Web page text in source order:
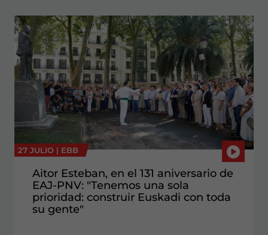
27 JULIO | EBB
Aitor Esteban, en el 131 aniversario de
EAJ-PNV: "Tenemos una sola
prioridad: construir Euskadi con toda
su gente"